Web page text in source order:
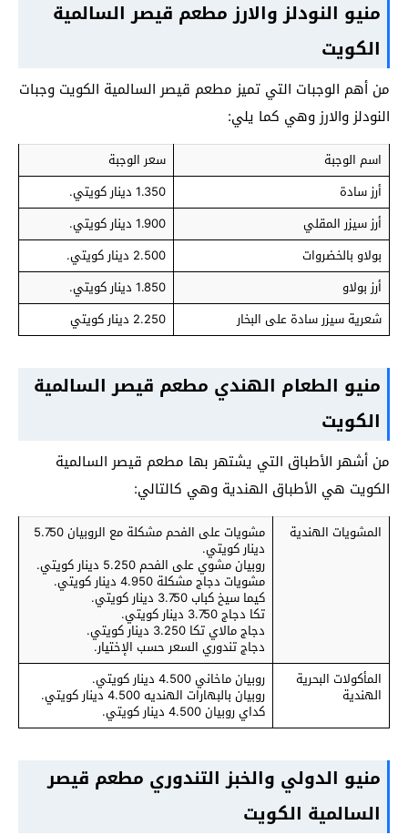
منيو النودلز والارز مطعم قيصر السالمية
الكويت
من أهم الوجبات التي تميز مطعم قيصر السالمية الكويت وجبات
النودلز والارز وهي كما يلي:
اسم الوجبة
سعر الوجبة
أرز سادة
1.350 دينار كويتي.
أرز سيزر المقلي
1.900 دينار كويتي.
بولاو بالخضروات
2.500 دينار كويتي.
أرز بولاو
1.850 دينار كويتي.
شعرية سيزر سادة على البخار
2.250 دينار كويتي
منيو الطعام الهندي مطعم قيصر السالمية
الكويت
من أشهر الأطباق التي يشتهر بها مطعم قيصر السالمية
الكويت هي الأطباق الهندية وهي كالتالي:
المشويات الهندية مشويات على الفحم مشكلة مع الروبيان 5.750
دينار كويتي.
روبيان مشوي على الفحم 5.250 دينار كويتي.
مشويات دجاج مشكلة 4.950 دينار كويتي.
كيما سيخ كباب 3.750 دينار كويتي.
تكا دجاج 3.750 دينار كويتي.
دجاج مالاي تكا 3.250 دينار كويتي.
دجاج تندوري السعر حسب الإختيار.
المأكولات البحرية
الهندية
روبيان ماخاني 4.500 دينار كويتي.
روبيان بالبهارات الهنديه 4.500 دينار كويتي.
كداي روبيان 4.500 دينار كويتي.
منيو الدولي والخبز التندوري مطعم قيصر
السالمية الكويت